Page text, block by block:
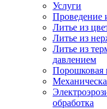
Услуги
Проведение
Литье из
Литье из
Литье из
давлением
Порошковая
обработка